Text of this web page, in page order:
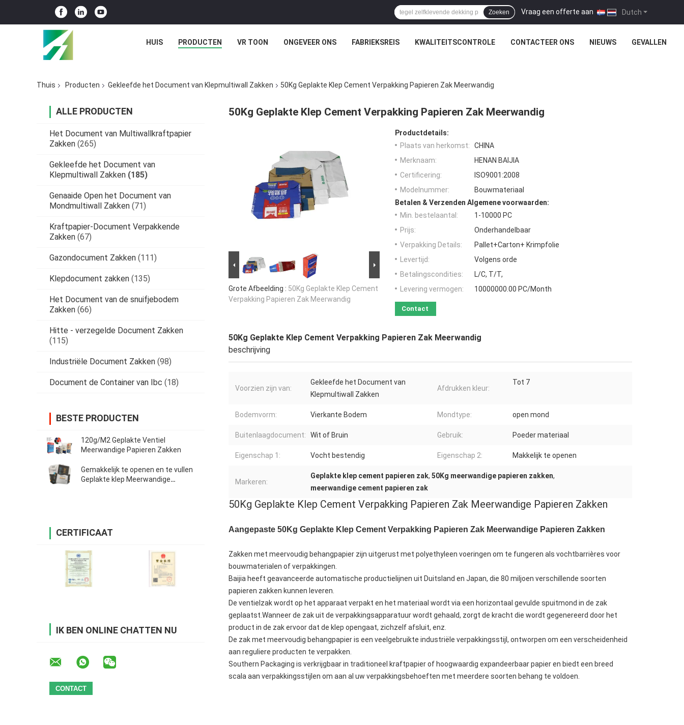
Dutch
Vraag een offerte aan |
Zoeken
HUIS PRODUCTEN VR TOON ONGEVEER ONS FABRIEKSREIS KWALITEITSCONTROLE CONTACTEER ONS NIEUWS GEVALLEN
Thuis Producten Gekleefde het Document van Klepmultiwall Zakken 50Kg Geplakte Klep Cement Verpakking Papieren Zak Meerwandig
ALLE PRODUCTEN
Het Document van Multiwallkraftpapier
Zakken (265)
Gekleefde het Document van
Klepmultiwall Zakken (185)
Genaaide Open het Document van
Mondmultiwall Zakken (71)
Kraftpapier-Document Verpakkende
Zakken (67)
Gazondocument Zakken (111)
Klepdocument zakken (135)
Het Document van de snuifjebodem
Zakken (66)
Hitte - verzegelde Document Zakken
(115)
Industriële Document Zakken (98)
Document de Container van Ibc (18)
BESTE PRODUCTEN
120g/M2 Geplakte Ventiel
Meerwandige Papieren Zakken
Gemakkelijk te openen en te vullen
Geplakte klep Meerwandige
CERTIFICAAT
IK BEN ONLINE CHATTEN NU
50Kg Geplakte Klep Cement Verpakking Papieren Zak Meerwandig
Grote Afbeelding : 50Kg Geplakte Klep Cement
Verpakking Papieren Zak Meerwandig
Productdetails:
Plaats van herkomst:
CHINA
Merknaam:
HENAN BAIJIA
Certificering:
ISO9001:2008
Modelnummer:
Bouwmateriaal
Betalen & Verzenden Algemene voorwaarden:
Min. bestelaantal:
1-10000 PC
Prijs:
Onderhandelbaar
Verpakking Details:
Pallet+Carton+ Krimpfolie
Levertijd:
Volgens orde
Betalingscondities:
L/C, T/T,
Levering vermogen:
10000000.00 PC/Month
Contact
50Kg Geplakte Klep Cement Verpakking Papieren Zak Meerwandig
beschrijving
Voorzien zijn van:
Gekleefde het Document van
Klepmultiwall Zakken
Afdrukken kleur:
Tot 7
Bodemvorm: Vierkante Bodem Mondtype: open mond
Buitenlaagdocument: Wit of Bruin Gebruik: Poeder materiaal
Eigenschap 1: Vocht bestendig Eigenschap 2: Makkelijk te openen
Markeren:
Geplakte klep cement papieren zak, 50Kg meerwandige papieren zakken,
meerwandige cement papieren zak
50Kg Geplakte Klep Cement Verpakking Papieren Zak Meerwandige Papieren Zakken
Aangepaste 50Kg Geplakte Klep Cement Verpakking Papieren Zak Meerwandige Papieren Zakken
Zakken met meervoudig behangpapier zijn uitgerust met polyethyleen voeringen om te fungeren als vochtbarrières voor
bouwmaterialen of verpakkingen.
Baijia heeft geavanceerde automatische productielijnen uit Duitsland en Japan, die 80 miljoen verschillende soorten
papieren zakken kunnen leveren.
De ventielzak wordt op het apparaat verpakt en het materiaal wordt via een horizontaal gevulde spuitmond in de zak
geplaatst.Wanneer de zak uit de verpakkingsapparatuur wordt gehaald, zorgt de kracht die wordt gegenereerd door het
product in de zak ervoor dat de klep opengaat, zichzelf afsluit, enz.
De zak met meervoudig behangpapier is een veelgebruikte industriële verpakkingsstijl, ontworpen om een ​​verscheidenheid
aan reguliere producten te verpakken.
Southern Packaging is verkrijgbaar in traditioneel kraftpapier of hoogwaardig expandeerbaar papier en biedt een breed
scala aan verpakkingsstijlen om aan al uw verpakkingsbehoeften met meerdere soorten behang te voldoen.